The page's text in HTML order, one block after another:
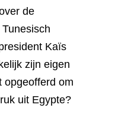
de
Kaïs
zijn eigen
opgeofferd om
uit Egypte?